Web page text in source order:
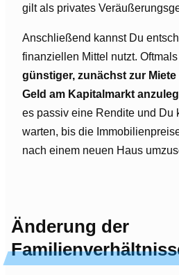
gilt als privates
Anschließend kannst Du
finanziellen Mittel nutzt.
günstiger, zunächst zur Miete
Geld am Kapitalmarkt
es passiv eine Rendite und Du
warten, bis die
nach einem neuen Haus
Änderung der